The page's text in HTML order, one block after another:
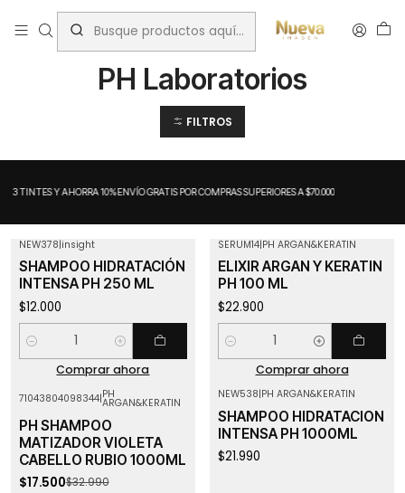
Inicio Tratamientos capilares Marcas PH Laboratorios
PH Laboratorios
FILTROS
3 TINTES Y AHORRA 10%ENVÍO GRATIS POR COMPRAS SUPERIORES A $70.000
NEW378|insight
SHAMPOO HIDRATACIÓN
INTENSA PH 250 ML
$12.000
Cantidad
Comprar ahora
SERUM14|PH ARGAN&KERATIN
ELIXIR ARGAN Y KERATIN
PH 100 ML
$22.900
Cantidad
Comprar ahora
-47%OFF
71043804098344|PH
ARGAN&KERATIN
PH SHAMPOO
MATIZADOR VIOLETA
CABELLO RUBIO 1000ML
$17.500$32.990
NEW538|PH ARGAN&KERATIN
SHAMPOO HIDRATACION
INTENSA PH 1000ML
$21.990